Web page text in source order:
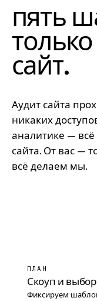
пять
только
сайт.
Аудит сайта
никаких
аналитике —
сайта. От вас —
всё делаем мы.
ПЛАН
Скоуп и
Фиксируем